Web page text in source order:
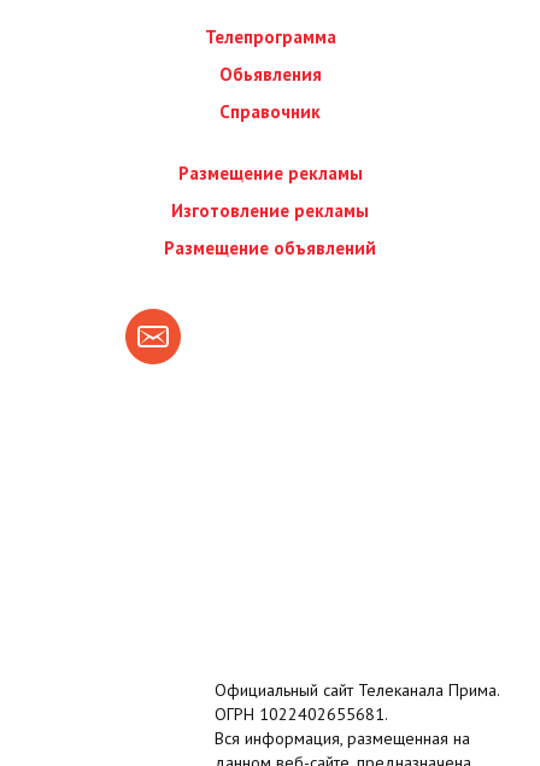
Телепрограмма
Обьявления
Справочник
Размещение рекламы
Изготовление рекламы
Размещение объявлений
Официальный сайт Телеканала Прима.
ОГРН 1022402655681.
Вся информация, размещенная на